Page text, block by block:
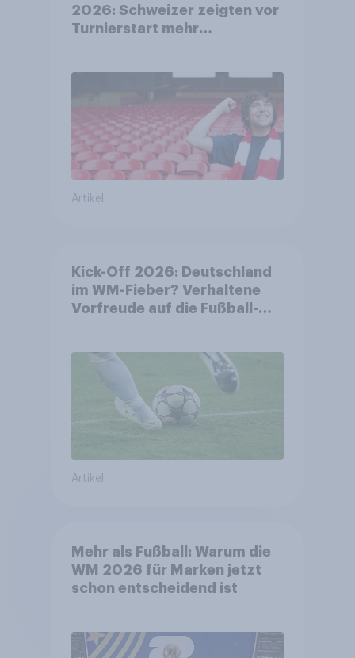
2026: Schweizer zeigten vor
Turnierstart mehr
Artikel
Kick-Off 2026: Deutschland
im WM-Fieber? Verhaltene
Vorfreude auf die Fußball-
Artikel
Mehr als Fußball: Warum die
WM 2026 für Marken jetzt
schon entscheidend ist